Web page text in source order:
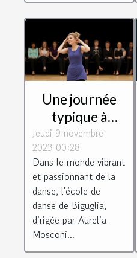
Une journée
typique à
l'école de
danse de
Biguglia dirigée
par Aurelia
Mosconi
Jeudi 9 novembre
2023 00:28
Dans le monde vibrant
et passionnant de la
danse, l'école de
danse de Biguglia,
dirigée par Aurelia
Mosconi...